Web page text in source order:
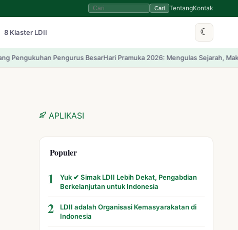
Cari TentangKontak
8 Klaster LDII ☾
BesarHari Pramuka 2026: Mengulas Sejarah, Makna Dasa Darma, dan
APLIKASI
Populer
1
Yuk ✔ Simak LDII Lebih Dekat, Pengabdian
Berkelanjutan untuk Indonesia
2
LDII adalah Organisasi Kemasyarakatan di
Indonesia